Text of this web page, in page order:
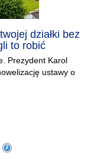
działki bez
to robić
Prezydent Karol
ustawy o